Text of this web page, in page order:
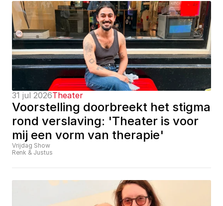
31 jul 2026Theater
Voorstelling doorbreekt het stigma
rond verslaving: 'Theater is voor
mij een vorm van therapie'
Vrijdag Show
Renk & Justus